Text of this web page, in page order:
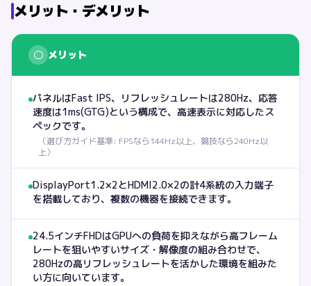
メリット・デメリット
○ メリット
パネルはFast IPS、リフレッシュレートは280Hz、応答
速度は1ms(GTG)という構成で、高速表示に対応したス
ペックです。
（選び方ガイド基準: FPSなら144Hz以上、競技なら240Hz以
上）
DisplayPort1.2×2とHDMI2.0×2の計4系統の入力端子
を搭載しており、複数の機器を接続できます。
24.5インチFHDはGPUへの負荷を抑えながら高フレーム
レートを狙いやすいサイズ・解像度の組み合わせで、
280Hzの高リフレッシュレートを活かした環境を組みた
い方に向いています。